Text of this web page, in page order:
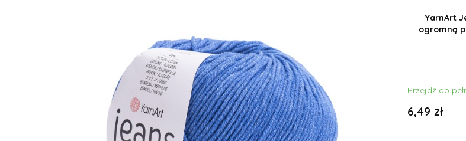
YarnArt
ogromną
Przejdź do
Cena
6,49 zł